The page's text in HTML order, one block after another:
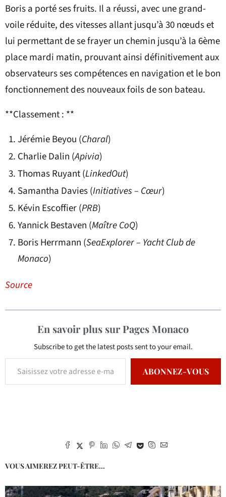
Boris a porté ses fruits. Il a réussi, avec une grand-
voile réduite, des vitesses allant jusqu’à 30 nœuds et
lui permettant de se frayer un chemin jusqu’à la 6ème
place mardi matin, prouvant ainsi définitivement aux
observateurs ses compétences en navigation et le bon
fonctionnement des nouveaux foils de son bateau.
**Classement : **
Jérémie Beyou (Charal)
Charlie Dalin (Apivia)
Thomas Ruyant (LinkedOut)
Samantha Davies (Initiatives – Cœur)
Kévin Escoffier (PRB)
Yannick Bestaven (Maître CoQ)
Boris Herrmann (SeaExplorer – Yacht Club de
Monaco)
Source
En savoir plus sur Pages Monaco
Subscribe to get the latest posts sent to your email.
ABONNEZ-VOUS
VOUS AIMEREZ PEUT-ÊTRE...